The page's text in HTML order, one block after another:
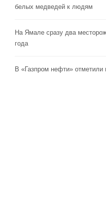
белых медведей к людям
На Ямале сразу два
года
В «Газпром нефти» отметили